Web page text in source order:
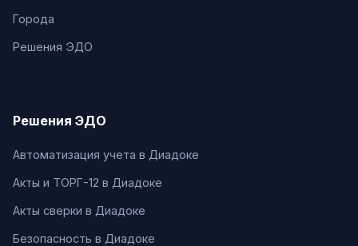
Города
Решения ЭДО
Решения ЭДО
Автоматизация учета в Диадоке
Акты и ТОРГ-12 в Диадоке
Акты сверки в Диадоке
Безопасность в Диадоке